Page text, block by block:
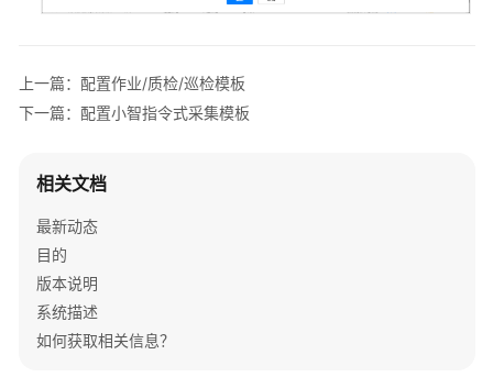
统
简
ISDP
统
基
础
置
上一篇：配置作业/质检/巡检模板
下一篇：配置小智指令式采集模板
相关文档
最新动态
目的
版本说明
系统描述
如何获取相关信息？